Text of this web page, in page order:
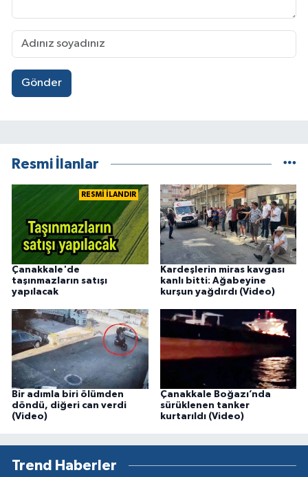
Gönder
Resmi İlanlar
RESMİ İLANDIR
Çanakkale'de
taşınmazların satışı
yapılacak
Kardeşlerin miras kavgası
kanlı bitti: Ağabeyine
kurşun yağdırdı (Video)
Bir adımla biri ölümden
döndü, diğeri can verdi
(Video)
Çanakkale Boğazı’nda
sürüklenen tanker
kurtarıldı (Video)
Trend Haberler